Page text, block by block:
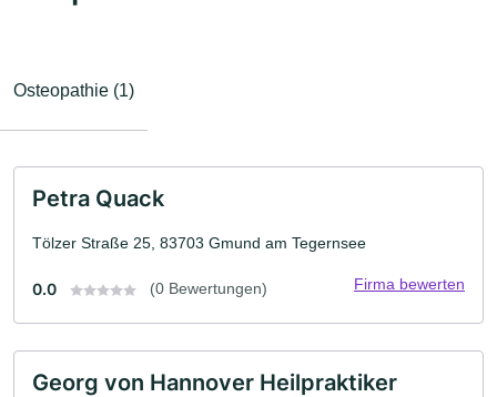
Osteopathie (1)
Petra Quack
Tölzer Straße 25, 83703 Gmund am Tegernsee
0.0 (0 Bewertungen) Firma bewerten
Georg von Hannover Heilpraktiker